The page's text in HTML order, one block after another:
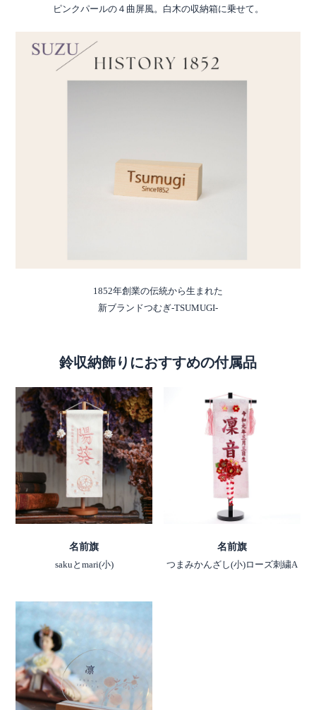
ピンクパールの４曲屏風。白木の収納箱に乗せて。
1852年創業の伝統から生まれた
新ブランドつむぎ-TSUMUGI-
鈴収納飾りにおすすめの付属品
名前旗
sakuとmari(小)
名前旗
つまみかんざし(小)ローズ刺繍A